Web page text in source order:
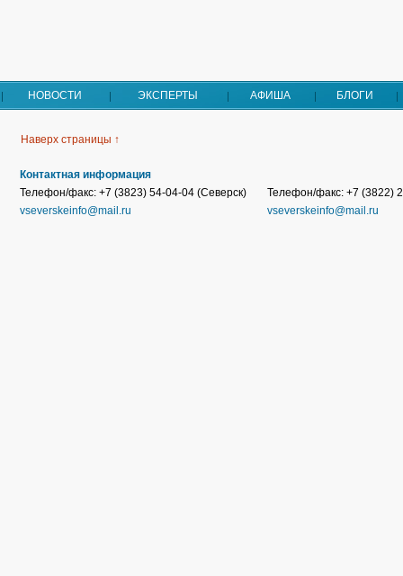
НОВОСТИ ЭКСПЕРТЫ АФИША БЛОГИ
Наверх страницы ↑
Контактная информация
Телефон/факс: +7 (3823) 54-04-04 (Северск)
vseverskeinfo@mail.ru
Телефон/факс: +7 (3822)
vseverskeinfo@mail.ru